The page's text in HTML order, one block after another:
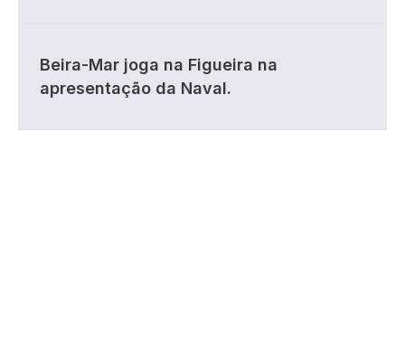
Beira-Mar joga na Figueira na
apresentação da Naval.